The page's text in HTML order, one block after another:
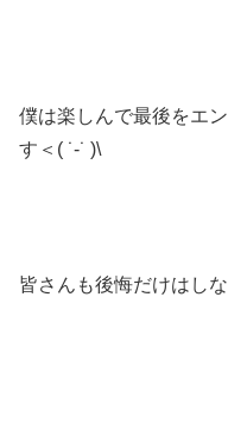
僕は楽しんで最後をエ
す＜( ˙-˙ )\